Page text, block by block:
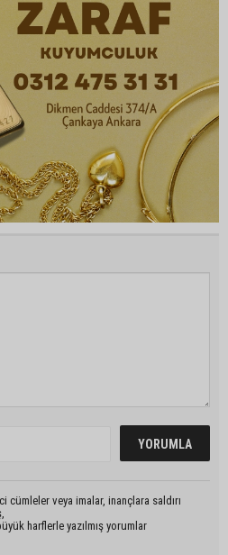
cümleler veya imalar, inançlara saldırı
harflerle yazılmış yorumlar